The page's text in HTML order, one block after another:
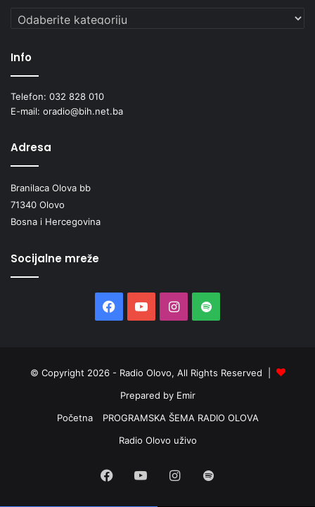
Kategorije
Info
Telefon: 032 828 010
E-mail: oradio@bih.net.ba
Adresa
Branilaca Olova bb
71340 Olovo
Bosna i Hercegovina
Socijalne mreže
Facebook
YouTubeInstagram
Spotify
© Copyright 2026 - Radio Olovo, All Rights Reserved |
Prepared by Emir
Početna
PROGRAMSKA ŠEMA RADIO OLOVA
Radio Olovo uživo
Facebook
YouTubeInstagram
Spotify